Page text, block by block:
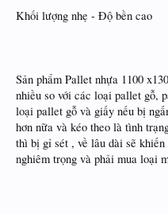
Khối lượng nhẹ - Độ bền cao
Sản phẩm Pallet nhựa 1100
nhiều so với các loại pallet gỗ,
loại pallet gỗ và giấy nếu bị
hơn nữa và kéo theo là tình
thì bị gỉ sét , về lâu dài sẽ
nghiêm trọng và phải mua loại